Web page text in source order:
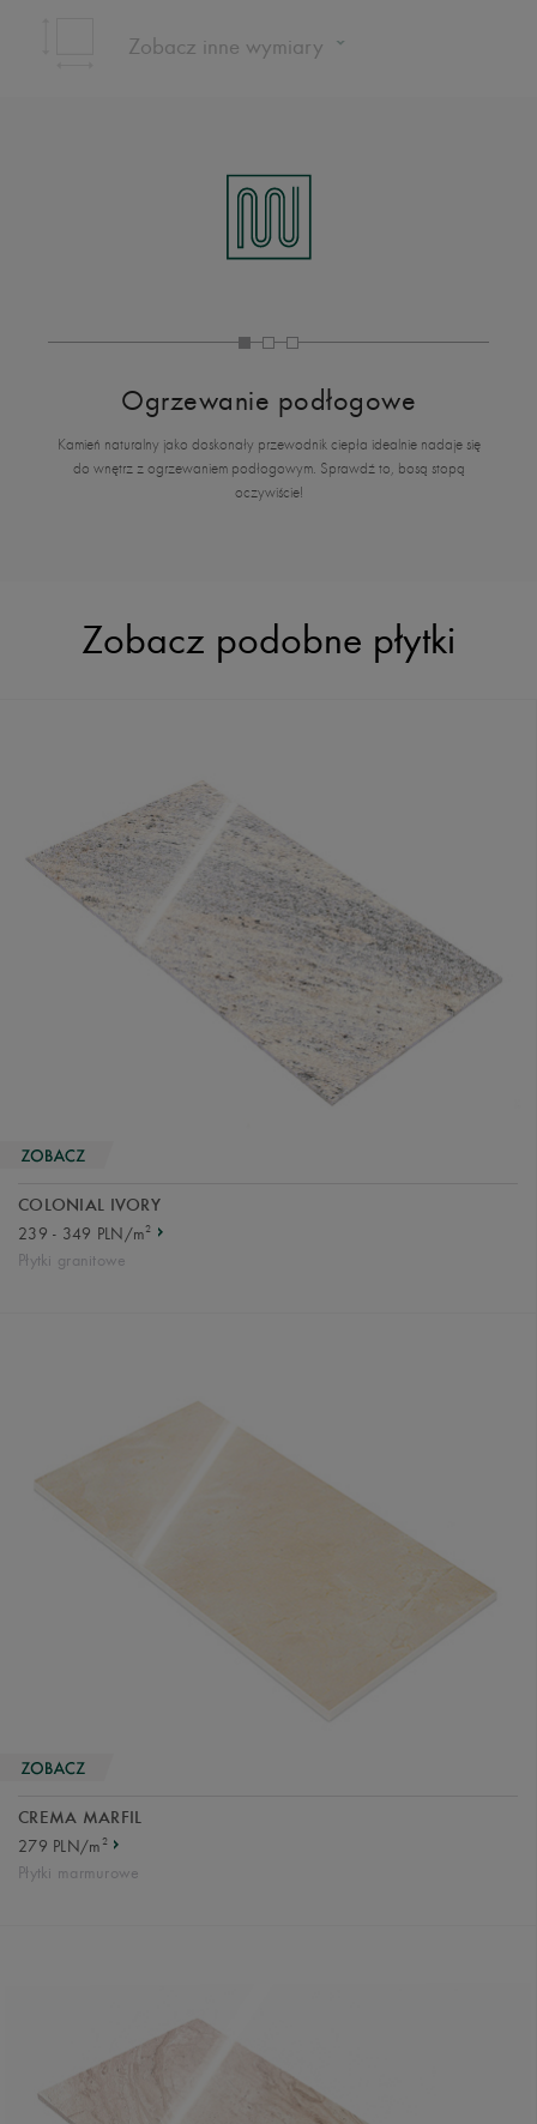
Zobacz inne wymiary
Ogrzewanie podłogowe
Kamień naturalny jako doskonały przewodnik ciepła idealnie nadaje się
do wnętrz z ogrzewaniem podłogowym. Sprawdź to, bosą stopą
oczywiście!
Zobacz podobne płytki
COLONIAL IVORY
239 - 349 PLN/m2
Płytki granitowe
CREMA MARFIL
279 PLN/m2
Płytki marmurowe